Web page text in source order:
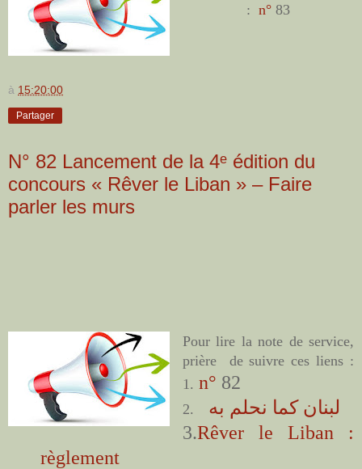
: n° 83
à 15:20:00
Partager
N° 82 Lancement de la 4ᵉ édition du
concours ‎« Rêver le Liban » – Faire
parler les murs
Pour lire la note de service,
prière de suivre ces liens :
1. n° 82
2.
لبنان كما نحلم به ‏
3.Rêver le Liban ‎:
règlement